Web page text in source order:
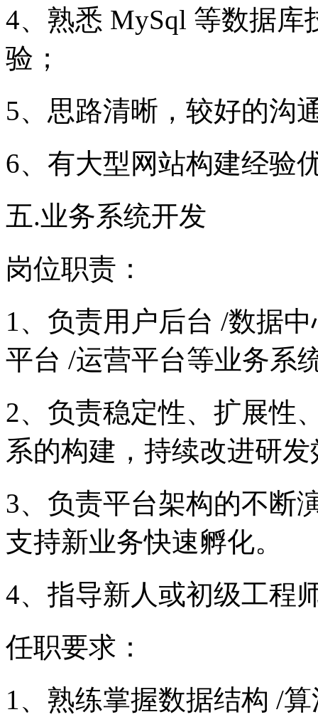
4、熟悉 MySql 等数据库
验；
5、思路清晰，较好的沟
6、有大型网站构建经验
五.业务系统开发
岗位职责：
1、负责用户后台 /数据
平台 /运营平台等业务系
2、负责稳定性、扩展性
系的构建，持续改进研
3、负责平台架构的不断
支持新业务快速孵化。
4、指导新人或初级工程
任职要求：
1、熟练掌握数据结构 /